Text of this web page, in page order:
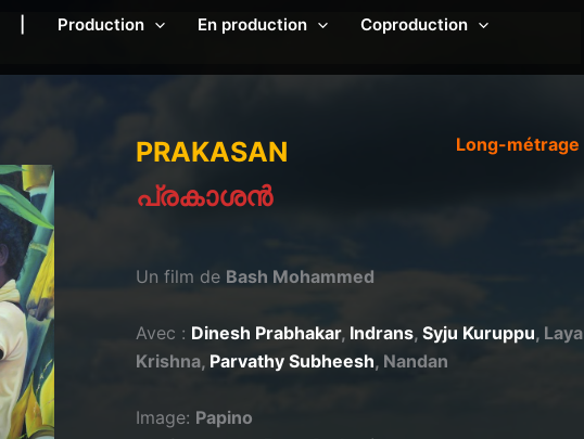
Production En production
Coproduction
PRAKASAN
പ്രകാശൻ
Long-métrage
Un film de Bash Mohammed
Avec : Dinesh Prabhakar, Indrans,Syju Kuruppu, Laya
Krishna, Parvathy Subheesh, Nandan
Image: Papino